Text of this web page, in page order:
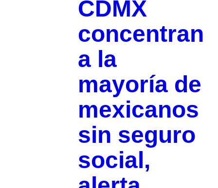
CDMX
concentran
a la
mayoría de
mexicanos
sin seguro
social,